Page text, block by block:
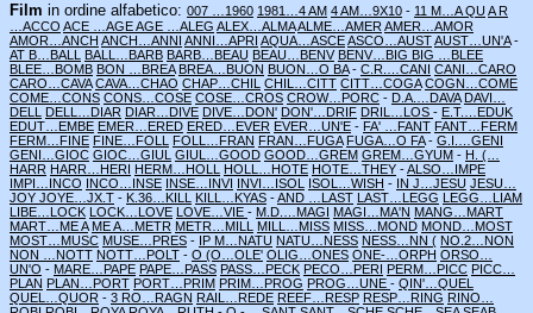
Film in ordine alfabetico: 007 …1960 1981…4 AM 4 AM…9X10 - 11 M…A QUA R
…ACCO ACE …AGEAGE …ALEG ALEX…ALMAALME…AMERAMER…AMOR
AMOR…ANCH ANCH…ANNI ANNI…APRI AQUA…ASCEASCO…AUSTAUST…UN'A-
AT B…BALL BALL…BARB BARB…BEAU BEAU…BENV BENV…BIG BIG …BLEE
BLEE…BOMB BON …BREA BREA…BUON BUON…O BA- C.R.…CANI CANI…CARO
CARO…CAVA CAVA…CHAO CHAP…CHIL CHIL…CITT CITT…COGA COGN…COME
COME…CONS CONS…COSE COSE…CROS CROW…PORC - D.A.…DAVA DAVI…
DELL DELL…DIAR DIAR…DIVE DIVE…DON' DON'…DRIF DRIL…LOS - E.T.…EDUK
EDUT…EMBE EMER…ERED ERED…EVER EVER…UN'E - FA' …FANT FANT…FERM
FERM…FINE FINE…FOLL FOLL…FRAN FRAN…FUGA FUGA…O FA- G.I.…GENI
GENI…GIOC GIOC…GIUL GIUL…GOOD GOOD…GREM GREM…GYUM - H. (…
HARR HARR…HERI HERM…HOLL HOLL…HOTE HOTE…THEY -ALSO…IMPE
IMPI…INCO INCO…INSE INSE…INVI INVI…ISOL ISOL…WISH - IN J…JESU JESU…
JOY JOYE…JX.T - K.36…KILL KILL…KYAS -AND …LAST LAST…LEGG LEGG…LIAM
LIBE…LOCK LOCK…LOVE LOVE…VIE - M.D.…MAGI MAGI…MA'N MANG…MART
MART…ME A ME A…METR METR…MILL MILL…MISS MISS…MOND MOND…MOST
MOST…MUSC MUSE…PRES - IP M…NATU NATU…NESS NESS…NN ( NO.2…NON
NON …NOTT NOTT…POLT - O (O…OLE' OLIG…ONES ONE-…ORPH ORSO…
UN'O - MARE…PAPE PAPE…PASS PASS…PECK PECO…PERI PERM…PICC PICC…
PLAN PLAN…PORT PORT…PRIM PRIM…PROG PROG…UNE - QIN'…QUEL
QUEL…QUOR - 3 RO…RAGN RAIL…REDE REEF…RESP RESP…RING RINO…